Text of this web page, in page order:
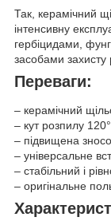
Так, керамічний
інтенсивну
гербіцидами,
засобами захисту
Переваги:
– керамічний
– кут розпилу
– підвищена
– універсальне
– стабільний і
– оригінальне